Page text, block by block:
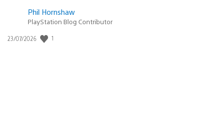
Phil Hornshaw
PlayStation Blog Contributor
Fecha
23/07/2026 1